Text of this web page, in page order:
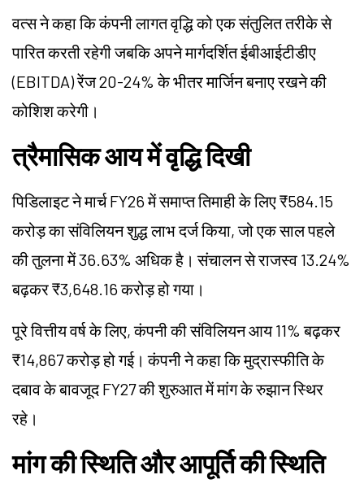
वत्स ने कहा कि कंपनी लागत वृद्धि को एक संतुलित तरीके से
पारित करती रहेगी जबकि अपने मार्गदर्शित ईबीआईटीडीए
(EBITDA) रेंज 20-24% के भीतर मार्जिन बनाए रखने की
कोशिश करेगी।
त्रैमासिक आय में वृद्धि दिखी
पिडिलाइटने मार्च FY26 में समाप्त तिमाही के लिए ₹584.15
करोड़ का संविलियन शुद्ध लाभ दर्ज किया, जो एक साल पहले
की तुलना में 36.63% अधिक है। संचालन से राजस्व 13.24%
बढ़कर ₹3,648.16 करोड़ हो गया।
पूरे वित्तीय वर्ष के लिए, कंपनी की संविलियन आय 11% बढ़कर
₹14,867 करोड़ हो गई। कंपनी ने कहा कि मुद्रास्फीति के
दबाव के बावजूद FY27 की शुरुआत में मांग के रुझान स्थिर
रहे।
मांग की स्थिति और आपूर्ति की स्थिति